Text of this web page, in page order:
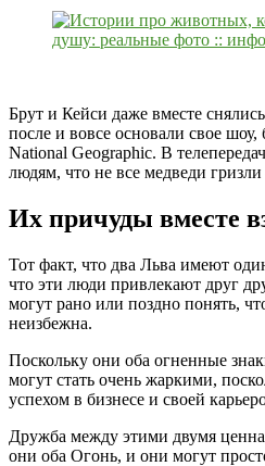
Брут и Кейси даже вместе
после и вовсе основали свое шоу,
National Geographic. В
людям, что не все медведи
Их причуды вместе
Тот факт, что два Льва имеют
что эти люди привлекают друг
могут рано или поздно понять,
неизбежна.
Поскольку они оба огненные
могут стать очень жаркими,
успехом в бизнесе и своей
Дружба между этими двумя
они оба Огонь, и они могут